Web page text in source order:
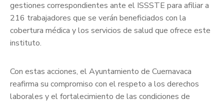
gestiones correspondientes ante el ISSSTE para afiliar a
216 trabajadores que se verán beneficiados con la
cobertura médica y los servicios de salud que ofrece este
instituto.
Con estas acciones, el Ayuntamiento de Cuernavaca
reafirma su compromiso con el respeto a los derechos
laborales y el fortalecimiento de las condiciones de